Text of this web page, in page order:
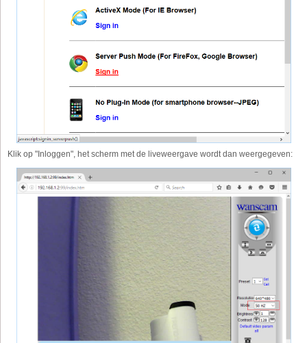
Klik op "Inloggen", het scherm met de liveweergave wordt dan weergegeven: